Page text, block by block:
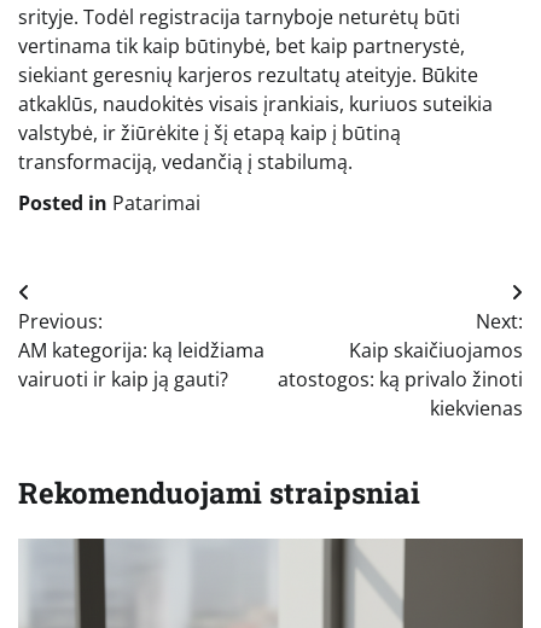
srityje. Todėl registracija tarnyboje neturėtų būti
vertinama tik kaip būtinybė, bet kaip partnerystė,
siekiant geresnių karjeros rezultatų ateityje. Būkite
atkaklūs, naudokitės visais įrankiais, kuriuos suteikia
valstybė, ir žiūrėkite į šį etapą kaip į būtiną
transformaciją, vedančią į stabilumą.
Posted in Patarimai
Navigacija
tarp
įrašų
Previous:
AM kategorija: ką leidžiama
vairuoti ir kaip ją gauti?
Next:
Kaip skaičiuojamos
atostogos: ką privalo žinoti
kiekvienas
Rekomenduojami straipsniai